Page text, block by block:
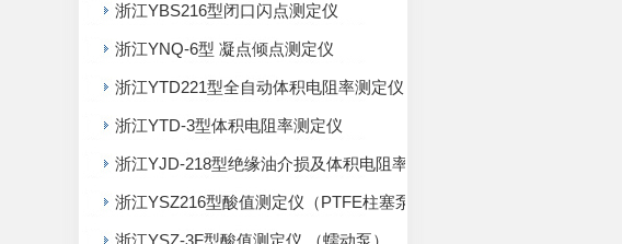
浙江YBS216型闭口闪点测定仪
浙江YNQ-6型 凝点倾点测定仪
浙江YTD221型全自动体积电阻率测定仪
浙江YTD-3型体积电阻率测定仪
浙江YJD-218型绝缘油介损及体积电阻率测定仪
浙江YSZ216型酸值测定仪（PTFE柱塞泵）
浙江YSZ-3F型酸值测定仪 （蠕动泵）